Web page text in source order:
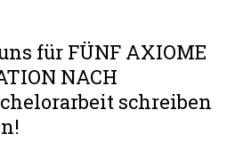
für FÜNF AXIOME
NACH
schreiben